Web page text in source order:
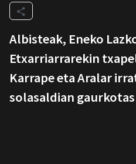
Albisteak, Eneko
Etxarriarrarekin
Karrape eta Aralar
solasaldian